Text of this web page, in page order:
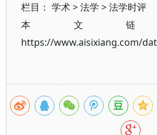
栏目： 学术>法学 >法学时评
本文链
https://www.aisixiang.com/